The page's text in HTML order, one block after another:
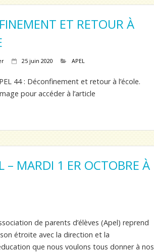
ET RETOUR À
25 juin 2020 APEL
44 : Déconfinement et retour à l’école.
pour accéder à l’article
– MARDI 1 ER OCTOBRE À
de parents d’élèves (Apel) reprend
étroite avec la direction et la
que nous voulons tous donner à nos